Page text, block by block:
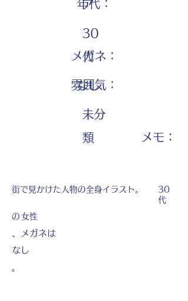
ア
年代：
30
代
メガネ：
なし
雰囲気：
未分
類
​メモ：
街で見かけた人物の全身イラスト。
30
代
の 女性
、メガネは
なし
。